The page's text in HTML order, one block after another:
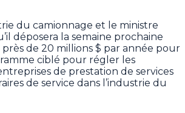
du camionnage et le ministre
déposera la semaine prochaine
de 20 millions $ par année pour
ciblé pour régler les
de prestation de services
de service dans l’industrie du